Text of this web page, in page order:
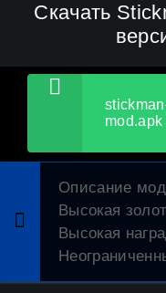
Скачать
mod.apk
Описание мод
Высокая
Высокая